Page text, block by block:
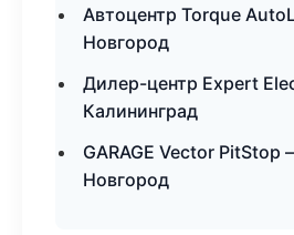
Автоцентр Torque
Новгород
Дилер-центр Expert
Калининград
GARAGE Vector
Новгород